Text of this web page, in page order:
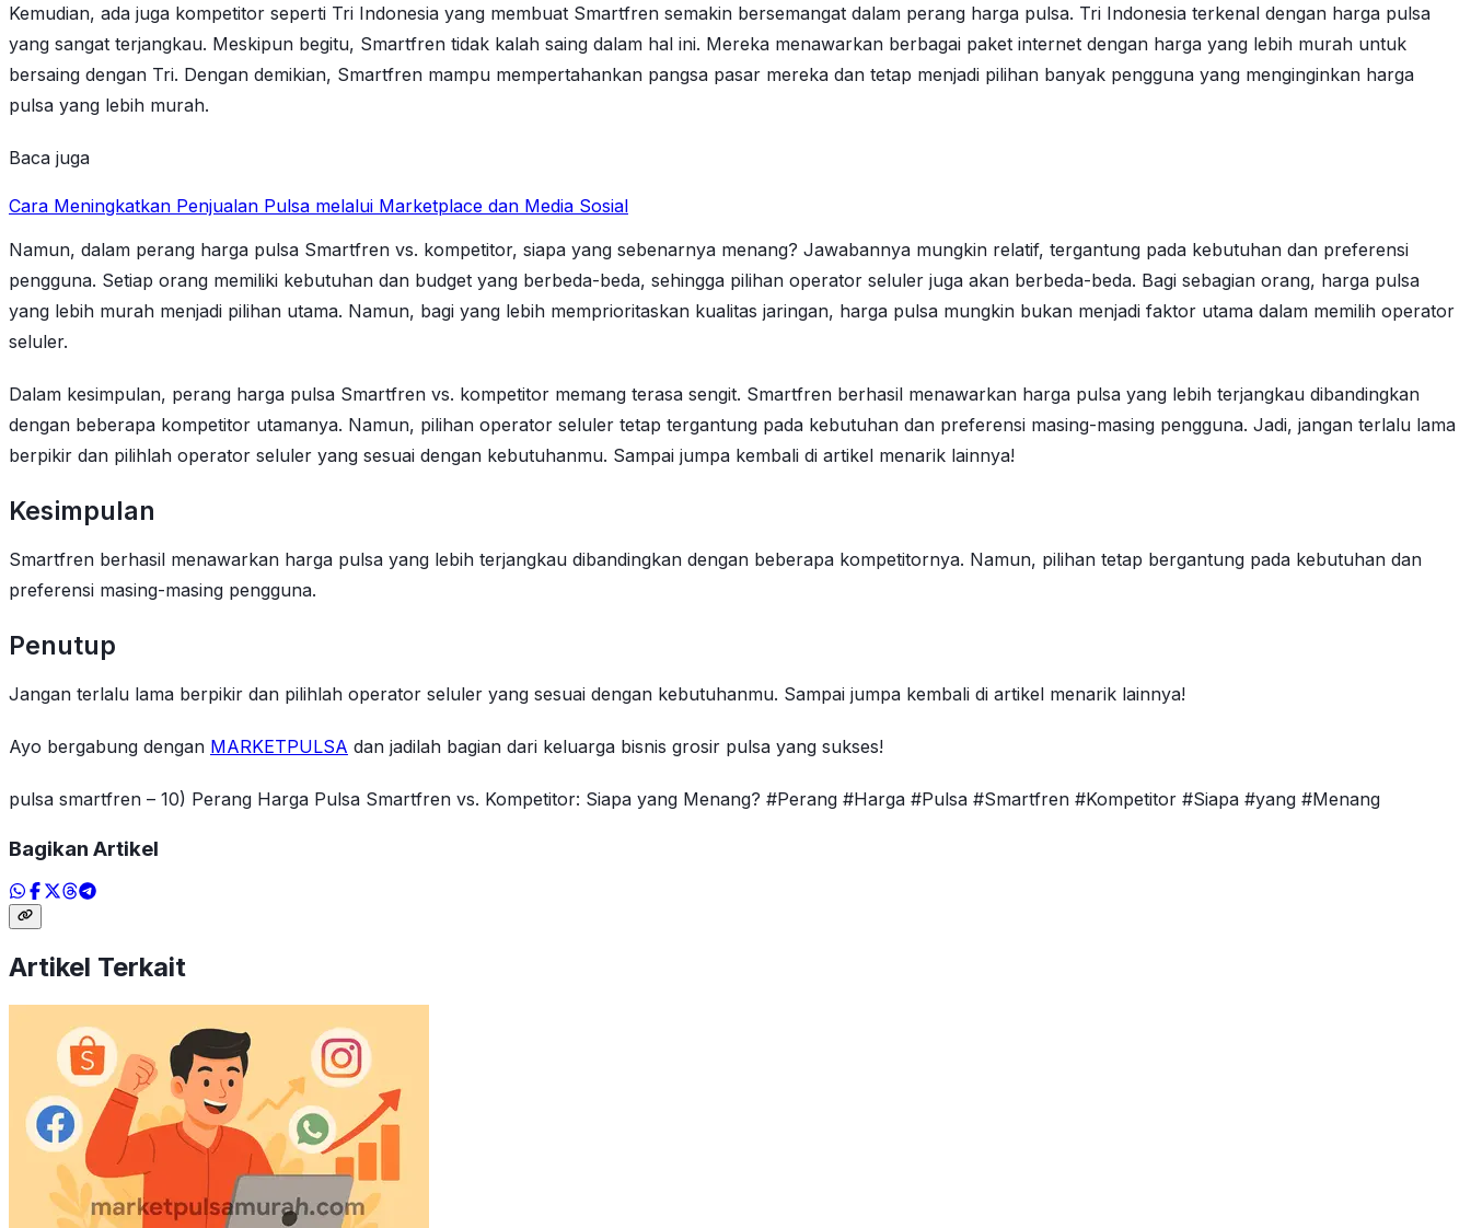
Kemudian, ada juga kompetitor seperti Tri Indonesia yang membuat Smartfren semakin bersemangat dalam perang harga pulsa. Tri Indonesia terkenal dengan harga pulsa
yang sangat terjangkau. Meskipun begitu, Smartfren tidak kalah saing dalam hal ini. Mereka menawarkan berbagai paket internet dengan harga yang lebih murah untuk
bersaing dengan Tri. Dengan demikian, Smartfren mampu mempertahankan pangsa pasar mereka dan tetap menjadi pilihan banyak pengguna yang menginginkan harga
pulsa yang lebih murah.
Baca juga
Cara Meningkatkan Penjualan Pulsa melalui Marketplace dan Media Sosial
Namun, dalam perang harga pulsa Smartfren vs. kompetitor, siapa yang sebenarnya menang? Jawabannya mungkin relatif, tergantung pada kebutuhan dan preferensi
pengguna. Setiap orang memiliki kebutuhan dan budget yang berbeda-beda, sehingga pilihan operator seluler juga akan berbeda-beda. Bagi sebagian orang, harga pulsa
yang lebih murah menjadi pilihan utama. Namun, bagi yang lebih memprioritaskan kualitas jaringan, harga pulsa mungkin bukan menjadi faktor utama dalam memilih operator
seluler.
Dalam kesimpulan, perang harga pulsa Smartfren vs. kompetitor memang terasa sengit. Smartfren berhasil menawarkan harga pulsa yang lebih terjangkau dibandingkan
dengan beberapa kompetitor utamanya. Namun, pilihan operator seluler tetap tergantung pada kebutuhan dan preferensi masing-masing pengguna. Jadi, jangan terlalu lama
berpikir dan pilihlah operator seluler yang sesuai dengan kebutuhanmu. Sampai jumpa kembali di artikel menarik lainnya!
Kesimpulan
Smartfren berhasil menawarkan harga pulsa yang lebih terjangkau dibandingkan dengan beberapa kompetitornya. Namun, pilihan tetap bergantung pada kebutuhan dan
preferensi masing-masing pengguna.
Penutup
Jangan terlalu lama berpikir dan pilihlah operator seluler yang sesuai dengan kebutuhanmu. Sampai jumpa kembali di artikel menarik lainnya!
Ayo bergabung dengan MARKETPULSA dan jadilah bagian dari keluarga bisnis grosir pulsa yang sukses!
pulsa smartfren – 10) Perang Harga Pulsa Smartfren vs. Kompetitor: Siapa yang Menang? #Perang #Harga #Pulsa #Smartfren #Kompetitor #Siapa #yang #Menang
Bagikan Artikel
Artikel Terkait